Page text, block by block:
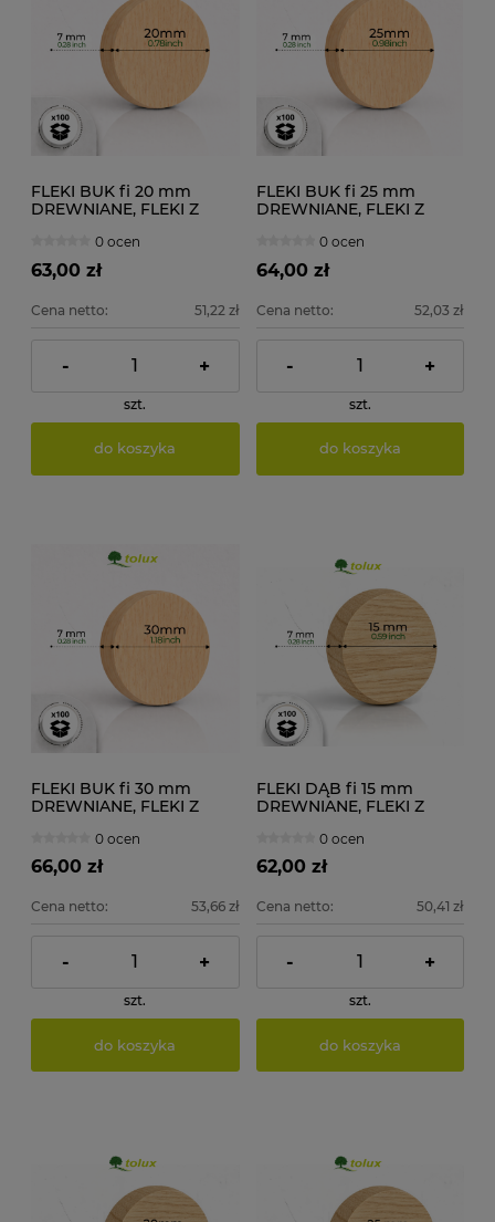
FLEKI BUK fi 20 mm
DREWNIANE, FLEKI Z
0 ocen
63,00 zł
Cena netto: 51,22 zł
- +
szt.
do koszyka
FLEKI BUK fi 25 mm
DREWNIANE, FLEKI Z
0 ocen
64,00 zł
Cena netto: 52,03 zł
- +
szt.
do koszyka
FLEKI BUK fi 30 mm
DREWNIANE, FLEKI Z
0 ocen
66,00 zł
Cena netto: 53,66 zł
- +
szt.
do koszyka
FLEKI DĄB fi 15 mm
DREWNIANE, FLEKI Z
0 ocen
62,00 zł
Cena netto: 50,41 zł
- +
szt.
do koszyka